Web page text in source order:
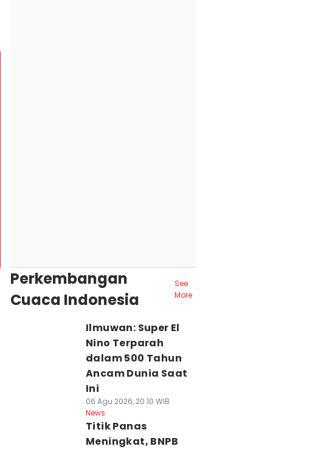
Perkembangan
Cuaca Indonesia
See
More
Ilmuwan: Super El
Nino Terparah
dalam 500 Tahun
Ancam Dunia Saat
Ini
06 Agu 2026, 20:10 WIB
News
Titik Panas
Meningkat, BNPB